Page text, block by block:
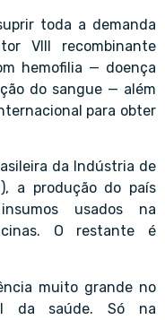
toda a demanda
VIII recombinante
hemofilia — doença
do sangue — além
para obter
da Indústria de
a produção do país
usados na
O restante é
muito grande no
da saúde. Só na